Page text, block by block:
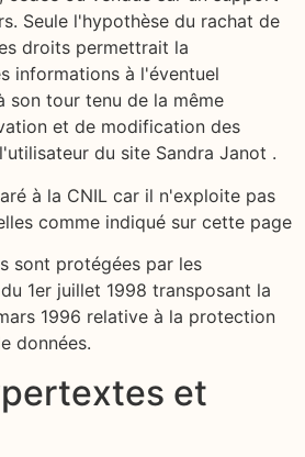
Seule l'hypothèse du rachat de
droits permettrait la
informations à l'éventuel
son tour tenu de la même
et de modification des
du site Sandra Janot .
à la CNIL car il n'exploite pas
comme indiqué sur cette page
sont protégées par les
1er juillet 1998 transposant la
1996 relative à la protection
données.
et